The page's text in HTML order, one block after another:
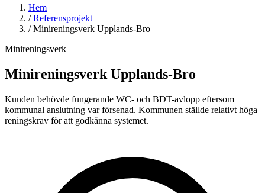
Hem
/ Referensprojekt
/ Minireningsverk Upplands-Bro
Minireningsverk
Minireningsverk Upplands-Bro
Kunden behövde fungerande WC- och BDT-avlopp eftersom
kommunal anslutning var försenad. Kommunen ställde relativt höga
reningskrav för att godkänna systemet.